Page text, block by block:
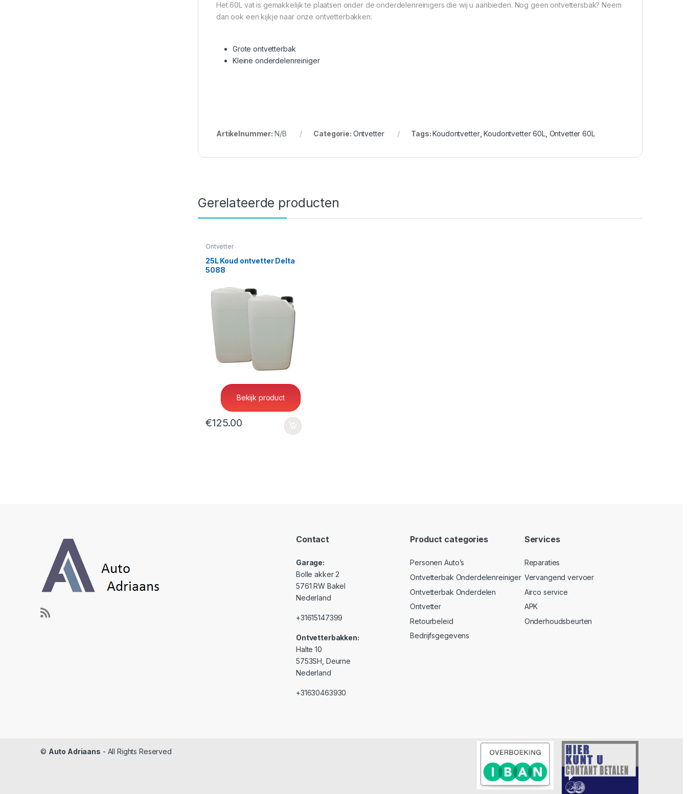
Het 60L vat is gemakkelijk te plaatsen onder de onderdelenreinigers die wij u aanbieden. Nog geen ontvettersbak? Neem
dan ook een kijkje naar onze ontvetterbakken:
Grote ontvetterbak
Kleine onderdelenreiniger
Artikelnummer: N/B Categorie: Ontvetter Tags:Koudontvetter,Koudontvetter 60L, Ontvetter 60L
Gerelateerde producten
Ontvetter
25L Koud ontvetter Delta
5088
Ontvetter
25L Koud ontvetter Delta
Bekijk product
€125.00
Contact
Garage:
Bolle akker 2
5761 RW Bakel
Nederland
+31615147399
Ontvetterbakken:
Halte 10
5753SH, Deurne
Nederland
+31630463930
Product categories
Personen Auto’s
Ontvetterbak Onderdelenreiniger
Ontvetterbak Onderdelen
Ontvetter
Retourbeleid
Bedrijfsgegevens
Services
Reparaties
Vervangend vervoer
Airco service
APK
Onderhoudsbeurten
© Auto Adriaans - All Rights Reserved